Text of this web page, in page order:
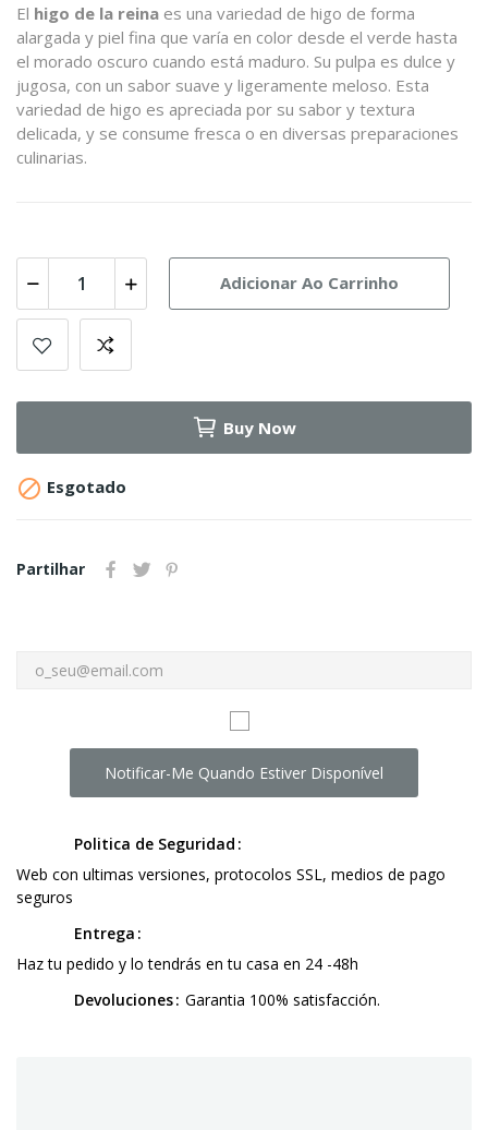
El higo de la reina es una variedad de higo de forma
alargada y piel fina que varía en color desde el verde hasta
el morado oscuro cuando está maduro. Su pulpa es dulce y
jugosa, con un sabor suave y ligeramente meloso. Esta
variedad de higo es apreciada por su sabor y textura
delicada, y se consume fresca o en diversas preparaciones
culinarias.
Adicionar Ao Carrinho
Buy Now
 Esgotado
Partilhar
Notificar-Me Quando Estiver Disponível
Politica de Seguridad
Web con ultimas versiones, protocolos SSL, medios de pago
seguros
Entrega
Haz tu pedido y lo tendrás en tu casa en 24 -48h
Devoluciones Garantia 100% satisfacción.